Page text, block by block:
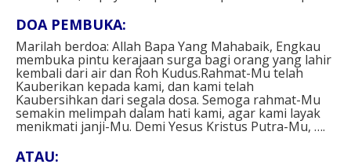
DOA PEMBUKA⁣:
Marilah berdoa: Allah Bapa Yang Mahabaik, Engkau
membuka pintu kerajaan surga bagi orang yang lahir
kembali dari air dan Roh Kudus.Rahmat-Mu telah
Kauberikan kepada kami, dan kami telah
Kaubersihkan dari segala dosa. Semoga rahmat-Mu
semakin melimpah dalam hati kami, agar kami layak
menikmati janji-Mu. Demi Yesus Kristus Putra-Mu, ….⁣⁣
ATAU: ⁣